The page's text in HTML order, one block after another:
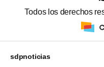
Todos los derechos
sdpnoticias